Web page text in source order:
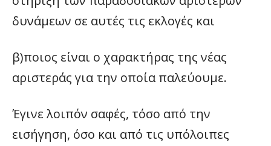
δυνάμεων σε αυτές τις εκλογές και
β)ποιος είναι ο χαρακτήρας της νέας
αριστεράς για την οποία παλεύουμε.
Έγινε λοιπόν σαφές, τόσο από την
εισήγηση, όσο και από τις υπόλοιπες